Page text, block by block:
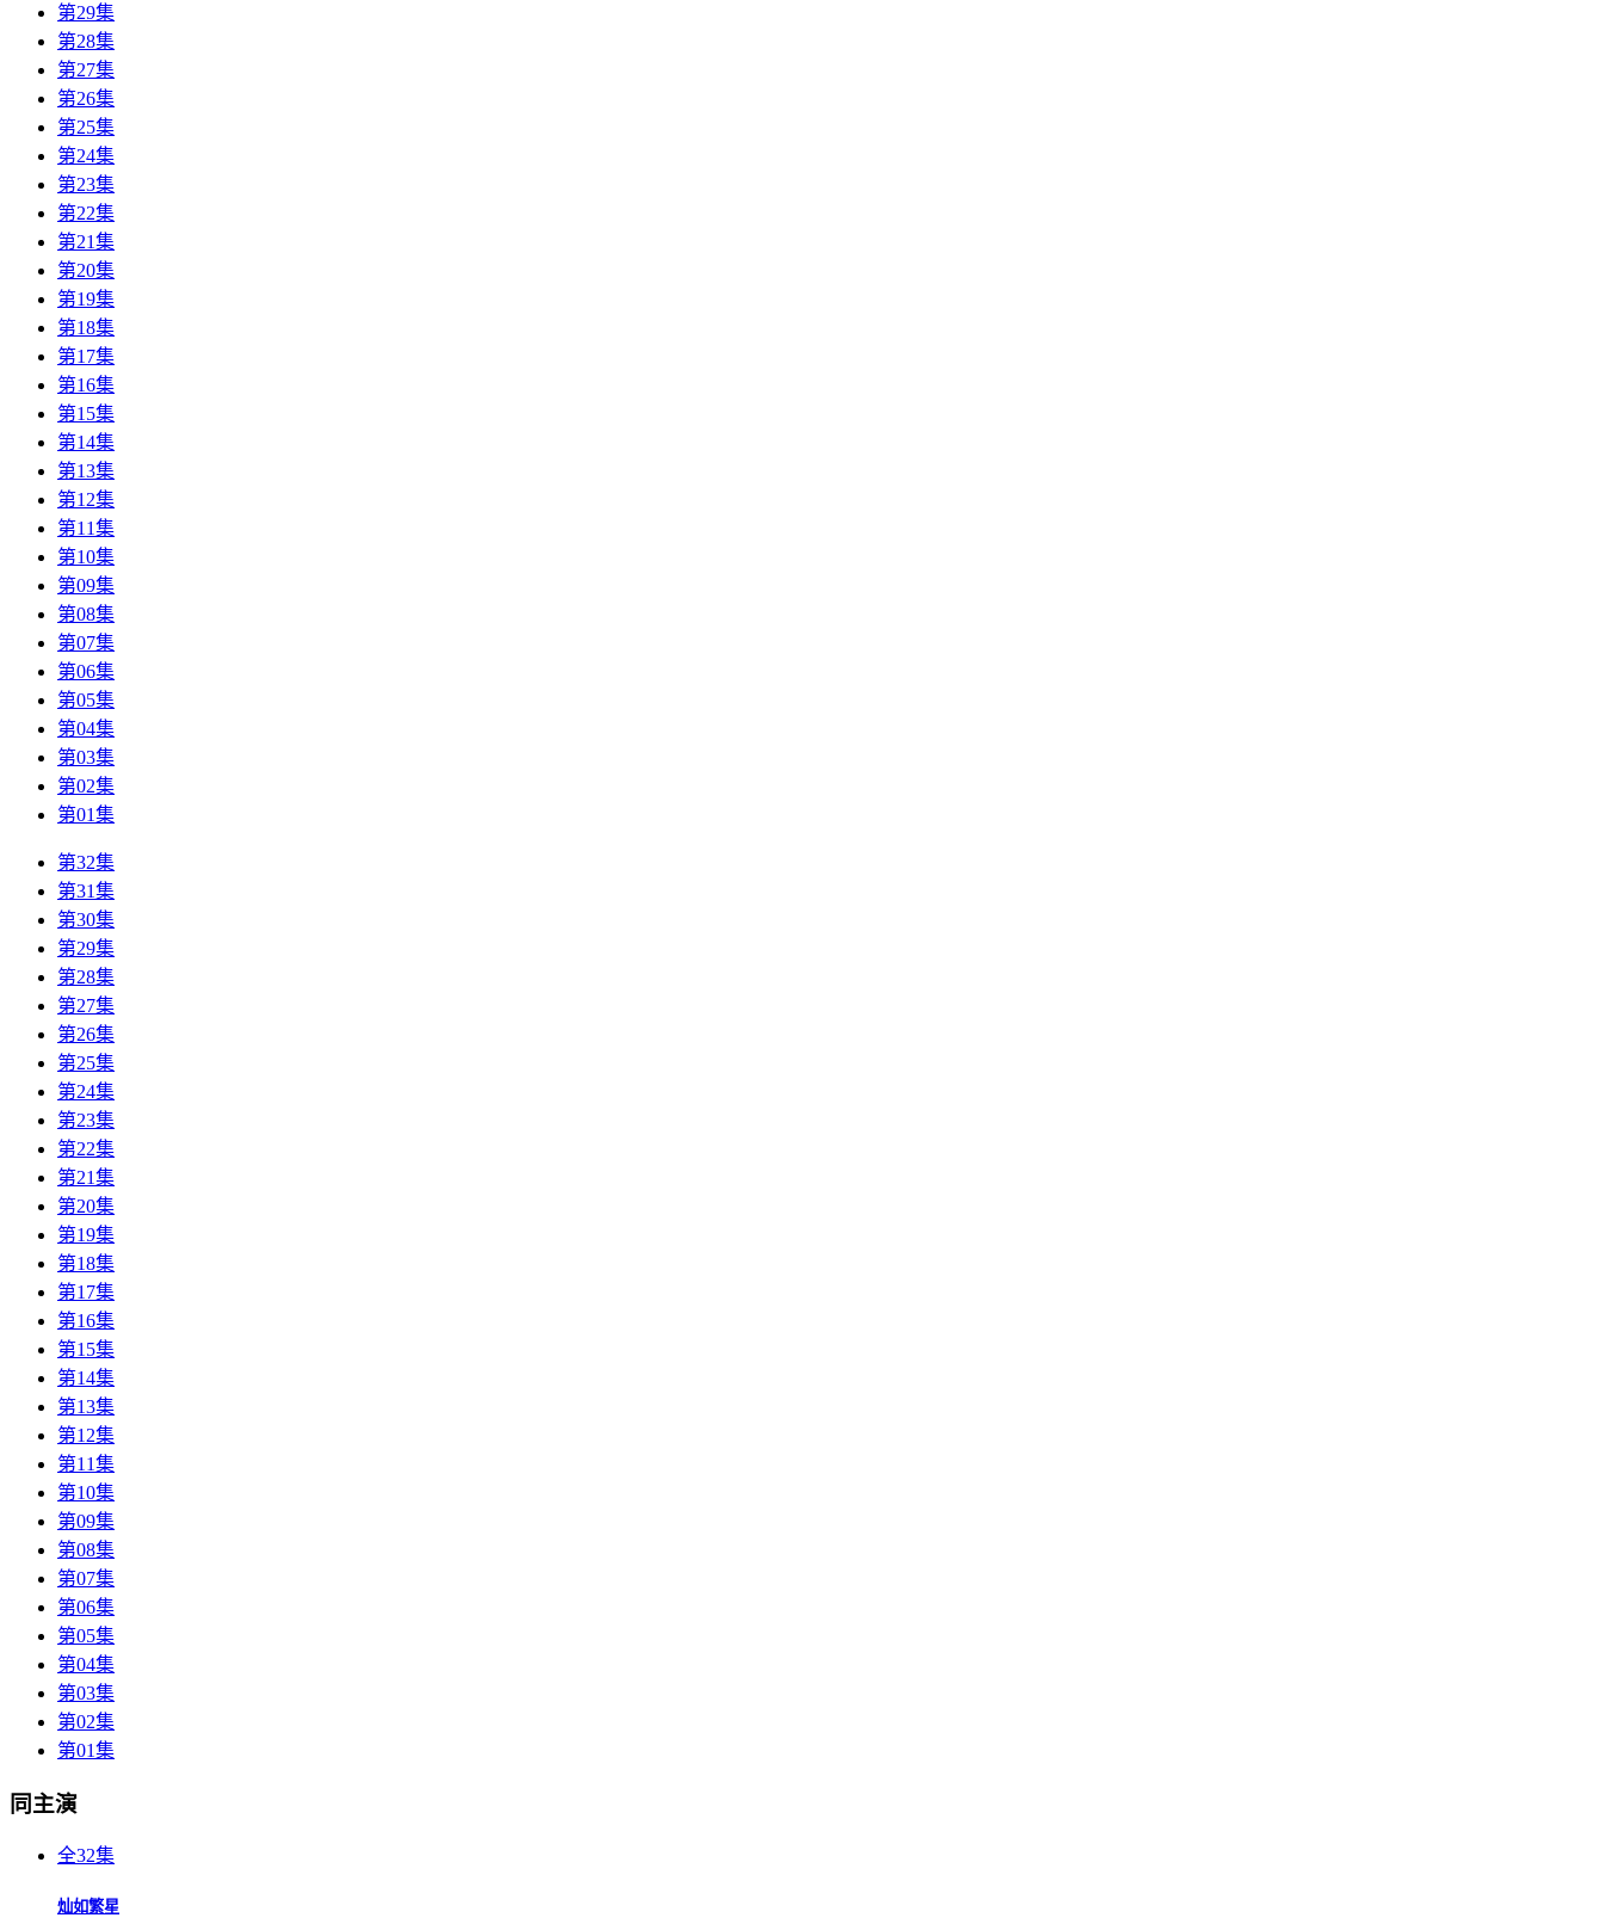
第29集
第28集
第27集
第26集
第25集
第24集
第23集
第22集
第21集
第20集
第19集
第18集
第17集
第16集
第15集
第14集
第13集
第12集
第11集
第10集
第09集
第08集
第07集
第06集
第05集
第04集
第03集
第02集
第01集
第32集
第31集
第30集
第29集
第28集
第27集
第26集
第25集
第24集
第23集
第22集
第21集
第20集
第19集
第18集
第17集
第16集
第15集
第14集
第13集
第12集
第11集
第10集
第09集
第08集
第07集
第06集
第05集
第04集
第03集
第02集
第01集
同主演
全32集
灿如繁星